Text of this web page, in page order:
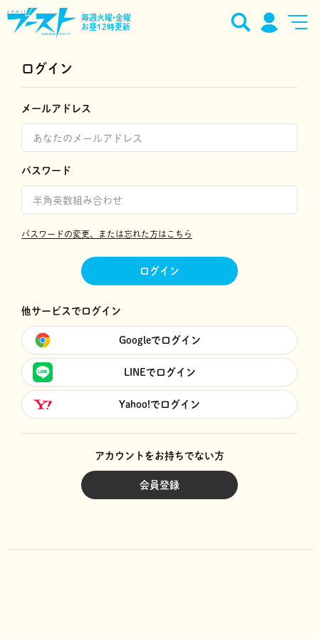
毎週火曜•金曜
お昼12時更新
ログイン
メールアドレス
パスワード
パスワードの変更、または忘れた方はこちら
ログイン
他サービスでログイン
Googleでログイン
LINEでログイン
Yahoo!でログイン
アカウントをお持ちでない方
会員登録